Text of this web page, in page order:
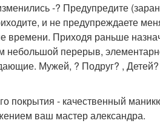
-? Предупредите
и не предупреждаете
Приходя раньше
небольшой перерыв,
Мужей, ? Подруг? ,
покрытия - качественный
ваш мастер александра.